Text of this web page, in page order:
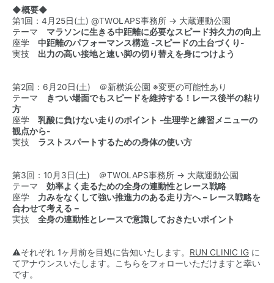
◆概要◆
第1回：4月25日(土) @TWOLAPS事務所 → 大蔵運動公園
テーマ マラソンに生きる中距離に必要なスピード持久力の向上
座学 中距離のパフォーマンス構造 -スピードの土台づくり-
実技 出力の高い接地と速い脚の切り替えを身につけよう
第2回：6月20日(土) ＠新横浜公園 ※変更の可能性あり
テーマ
きつい場面でもスピードを維持する！レース後半の粘り
方
座学 乳酸に負けない走りのポイント -生理学と練習メニューの
観点から-
実技 ラストスパートするための身体の使い方
第3回：10月3日(土) ＠TWOLAPS事務所 → 大蔵運動公園
テーマ 効率よく走るための全身の連動性とレース戦略
座学 力みをなくして強い推進力のある走り方へ－レース戦略を
合わせて考える－
実技 全身の連動性とレースで意識しておきたいポイント
⚠️それぞれ 1ヶ月前を目処に告知いたします。 RUN CLINIC IG に
てアナウンスいたします。こちらをフォローいただけますと幸い
です。